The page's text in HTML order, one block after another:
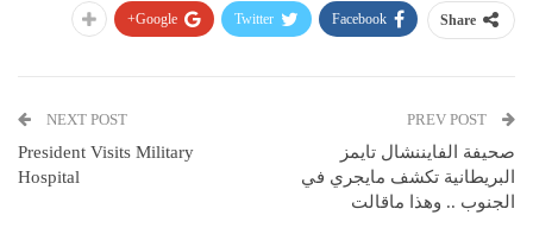
Share
Facebook
Twitter
Google+
صحيفة الفايننشال تايمز
البريطانية تكشف مايجري في
الجنوب .. وهذا ماقالت
NEXT POST
President Visits Military
Hospital